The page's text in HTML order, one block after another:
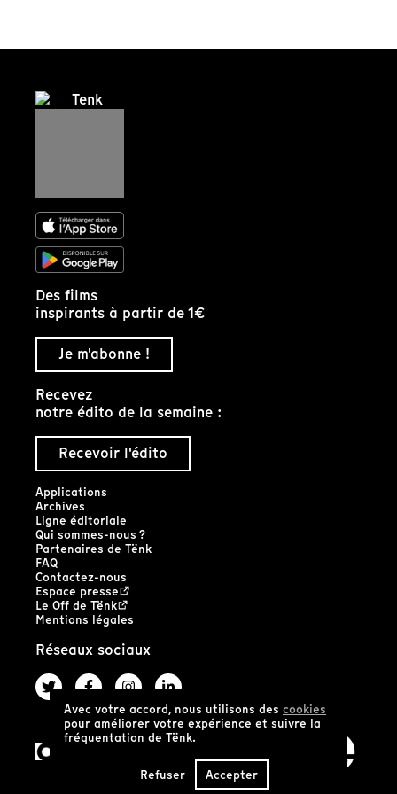
Avec votre accord, nous utilisons des cookies
pour améliorer votre expérience et suivre la
fréquentation de Tënk.
Refuser Accepter
Des films
inspirants à partir de 1€
Je m'abonne !
Recevez
notre édito de la semaine :
Recevoir l'édito
Applications
Archives
Ligne éditoriale
Qui sommes-nous ?
Partenaires de Tënk
FAQ
Contactez-nous
Espace presse
Le Off de Tënk
Mentions légales
Réseaux sociaux